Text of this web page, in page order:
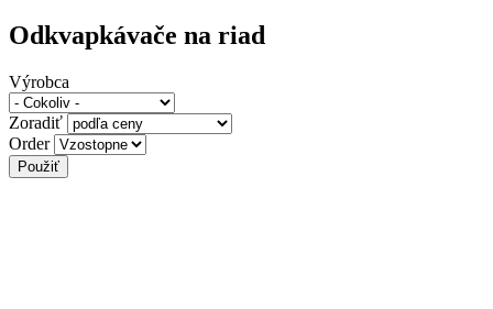
Odkvapkávače na riad
Výrobca
Zoradiť
Order